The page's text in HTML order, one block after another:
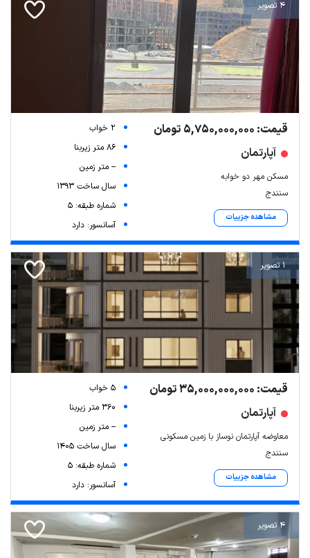
4 تصویر
قیمت: 5,750,000,000 تومان
آپارتمان
مسکن مهر دو خوابه
سنندج
مشاهده جزییات
2 خواب
86 متر زیربنا
-- متر زمین
سال ساخت 1393
شماره طبقه: 5
آسانسور: دارد
1 تصویر
قیمت: 35,000,000,000 تومان
آپارتمان
معاوضه آپارتمان نوساز با زمین مسکونی
سنندج
مشاهده جزییات
5 خواب
360 متر زیربنا
-- متر زمین
سال ساخت 1405
شماره طبقه: 5
آسانسور: دارد
4 تصویر